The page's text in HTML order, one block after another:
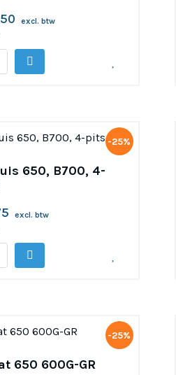
excl. btw
-25%
650, B700, 4-
excl. btw
-25%
650 600G-GR